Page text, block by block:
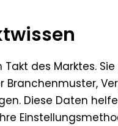
des Marktes.
Diese Daten